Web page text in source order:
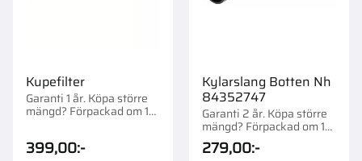
Kupefilter
Garanti 1 år. Köpa större
mängd? Förpackad om 1
399,00:-
Kylarslang Botten Nh
84352747
Garanti 2 år. Köpa större
mängd? Förpackad om 1
st.
279,00:-